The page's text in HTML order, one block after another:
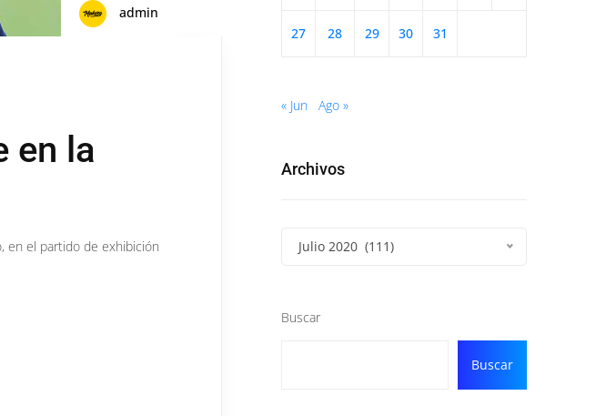
admin
en la
en el partido de exhibición
27 28 29 30 31
« Jun Ago »
Archivos
Julio 2020 (111)
Buscar
Buscar